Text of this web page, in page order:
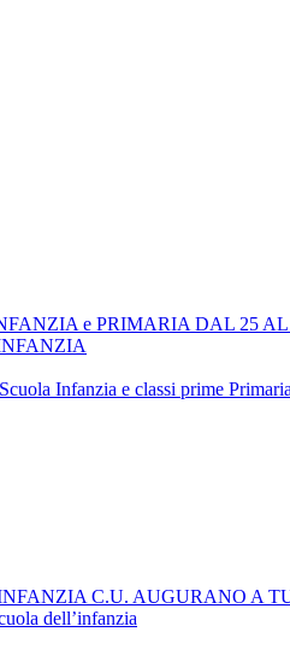
e PRIMARIA DAL 25 AL
Infanzia e classi prime Primaria
C.U. AUGURANO A
dell’infanzia